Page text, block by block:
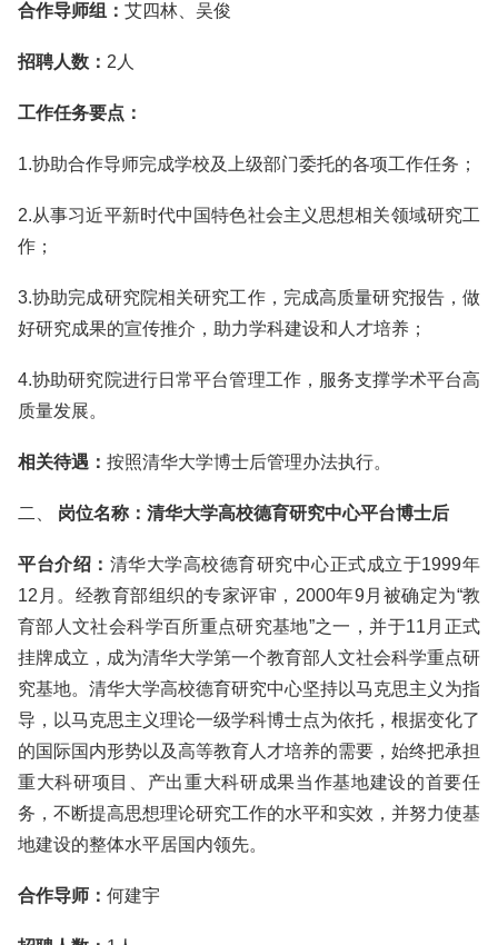
合作导师组： 艾四林、吴俊
招聘人数： 2人
工作任务要点：
1.协助合作导师完成学校及上级部门委托的各项工作任务；
2.从事习近平新时代中国特色社会主义思想相关领域研究工
作；
3.协助完成研究院相关研究工作，完成高质量研究报告，做
好研究成果的宣传推介，助力学科建设和人才培养；
4.协助研究院进行日常平台管理工作，服务支撑学术平台高
质量发展。
相关待遇： 按照清华大学博士后管理办法执行。
二、 岗位名称： 清华大学高校德育研究中心平台博士后
平台介绍： 清华大学高校德育研究中心正式成立于1999年
12月。经教育部组织的专家评审，2000年9月被确定为“教
育部人文社会科学百所重点研究基地”之一，并于11月正式
挂牌成立，成为清华大学第一个教育部人文社会科学重点研
究基地。清华大学高校德育研究中心坚持以马克思主义为指
导，以马克思主义理论一级学科博士点为依托，根据变化了
的国际国内形势以及高等教育人才培养的需要，始终把承担
重大科研项目、产出重大科研成果当作基地建设的首要任
务，不断提高思想理论研究工作的水平和实效，并努力使基
地建设的整体水平居国内领先。
合作导师： 何建宇